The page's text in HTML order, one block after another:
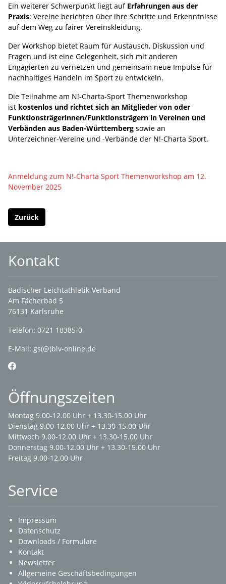
Ein weiterer Schwerpunkt liegt auf Erfahrungen aus der
Praxis: Vereine berichten über ihre Schritte und Erkenntnisse
auf dem Weg zu fairer Vereinskleidung.
Der Workshop bietet Raum für Austausch, Diskussion und
Fragen und ist eine Gelegenheit, sich mit anderen
Engagierten zu vernetzen und gemeinsam neue Impulse für
nachhaltiges Handeln im Sport zu entwickeln.
Die Teilnahme am N!-Charta-Sport Themenworkshop
ist kostenlos und richtet sich an Mitglieder von oder
Funktionsträgerinnen/Funktionsträgern in Vereinen und
Verbänden aus Baden-Württemberg sowie an
Unterzeichner-Vereine und -Verbände der N!-Charta Sport.
Anmeldung zum N!-Charta Sport Themenworkshop am 12.
November 2025
Zurück
Kontakt
Badischer Leichtathletik-Verband
Am Fächerbad 5
76131 Karlsruhe
Telefon: 0721 18385-0
E-Mail: gs(@)blv-online.de
Öffnungszeiten
Montag 9.00-12.00 Uhr + 13.30-15.00 Uhr
Dienstag 9.00-12.00 Uhr + 13.30-15.00 Uhr
Mittwoch 9.00-12.00 Uhr + 13.30-15.00 Uhr
Donnerstag 9.00-12.00 Uhr + 13.30-15.00 Uhr
Freitag 9.00-12.00 Uhr
Service
Impressum
Datenschutz
Downloads / Formulare
Kontakt
Newsletter
Allgemeine Geschäftsbedingungen